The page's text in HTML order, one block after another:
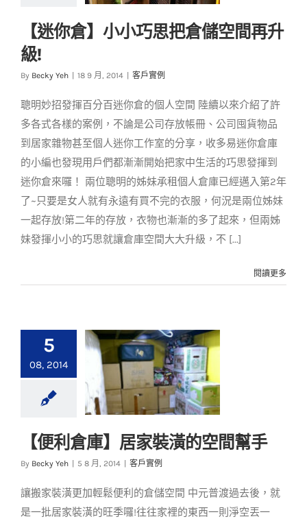
【迷你倉】小小巧思把倉儲空間再升
級!
By Becky Yeh 18 9 月, 2014 客戶實例
聰明妙招發揮百分百迷你倉的個人空間 陸續以來介紹了許
多各式各樣的案例，不論是公司存放帳冊、公司囤貨物品
到居家雜物甚至個人迷你工作室的分享，收多易迷你倉庫
的小編也發現用戶們都漸漸開始把家中生活的巧思發揮到
迷你倉來囉！ 兩位聰明的姊妹承租個人倉庫已經邁入第2年
了~只要是女人就有永遠有買不完的衣服，何況是兩位姊妹
一起存放!第二年的存放，衣物也漸漸的多了起來，但兩姊
妹發揮小小的巧思就讓倉庫空間大大升級，不 [...]
閱讀更多
5
08, 2014
客戶實例
【便利倉庫】居家裝潢的空間幫手
By Becky Yeh 5 8 月, 2014 客戶實例
讓搬家裝潢更加輕鬆便利的倉儲空間 中元普渡過去後，就
是一批居家裝潢的旺季囉!往往家裡的東西一則淨空丟一